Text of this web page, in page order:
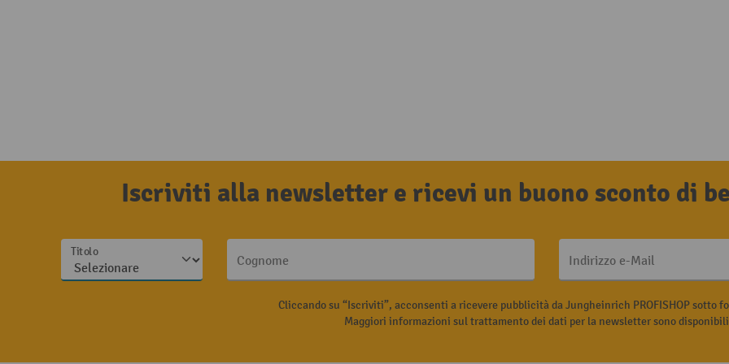
Iscriviti alla newsletter e ricevi un buono sconto di
Titolo
Cognome Indirizzo e-Mail
Cliccando su “Iscriviti”, acconsenti a ricevere pubblicità da Jungheinrich PROFISHOP sotto
Maggiori informazioni sul trattamento dei dati per la newsletter sono